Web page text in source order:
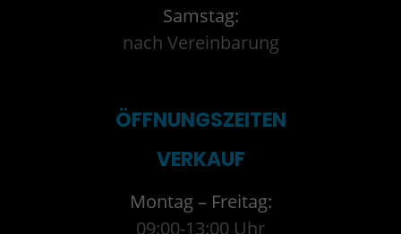
Samstag:
nach Vereinbarung
ÖFFNUNGSZEITEN
VERKAUF
Montag – Freitag:
09:00-13:00 Uhr